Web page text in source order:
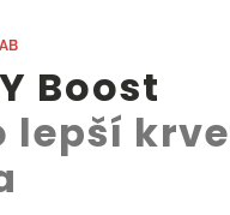
Boost
lepší